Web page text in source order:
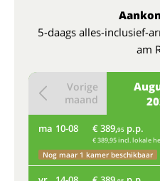
5-daags alles-inclusief-
am
Vorige
maand
ma 10-08 € 389,95 p.p.
€ 389,95 incl. lokale
Nog maar 1 kamer beschikbaar